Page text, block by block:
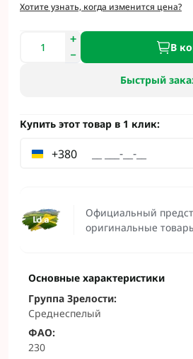
Официальный
оригинальные
Хотите узнать, когда изменится цена?
В
Быстрый
Купить этот товар в 1 клик:
+380
Основные характеристики
Группа Зрелости:
Среднеспелый
ФАО:
230